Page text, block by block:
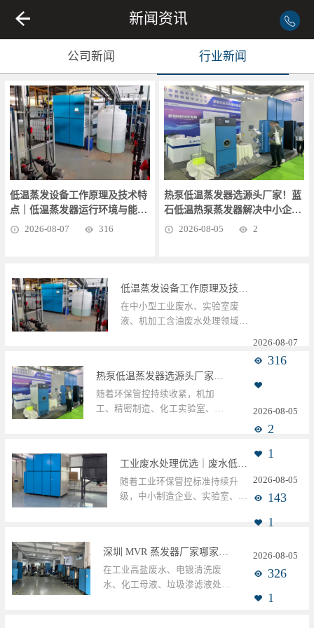
新闻资讯
公司新闻 行业新闻
低温蒸发设备工作原理及技术特
点｜低温蒸发器运行环境与能耗
优势解析
2026-08-07 316
热泵低温蒸发器选源头厂家！蓝
石低温热泵蒸发器解决中小企业
废液处置难题
2026-08-05 2
在中小型工业废水、实验室废
液、机加工含油废水处理领域，
2026-08-07
316
热泵低温蒸发器选源头厂家！蓝石低温热泵蒸发器解决中小企业废液处置难题
随着环保管控持续收紧，机加
工、精密制造、化工实验室、五
2026-08-05
2
1
工业废水处理优选｜废水低温蒸发器 节能型工业废水蒸发器设备厂家
随着工业环保管控标准持续升
级，中小制造企业、实验室、精
2026-08-05
143
1
在工业高盐废水、电镀清洗废
水、化工母液、垃圾渗滤液处理
2026-08-05
326
1